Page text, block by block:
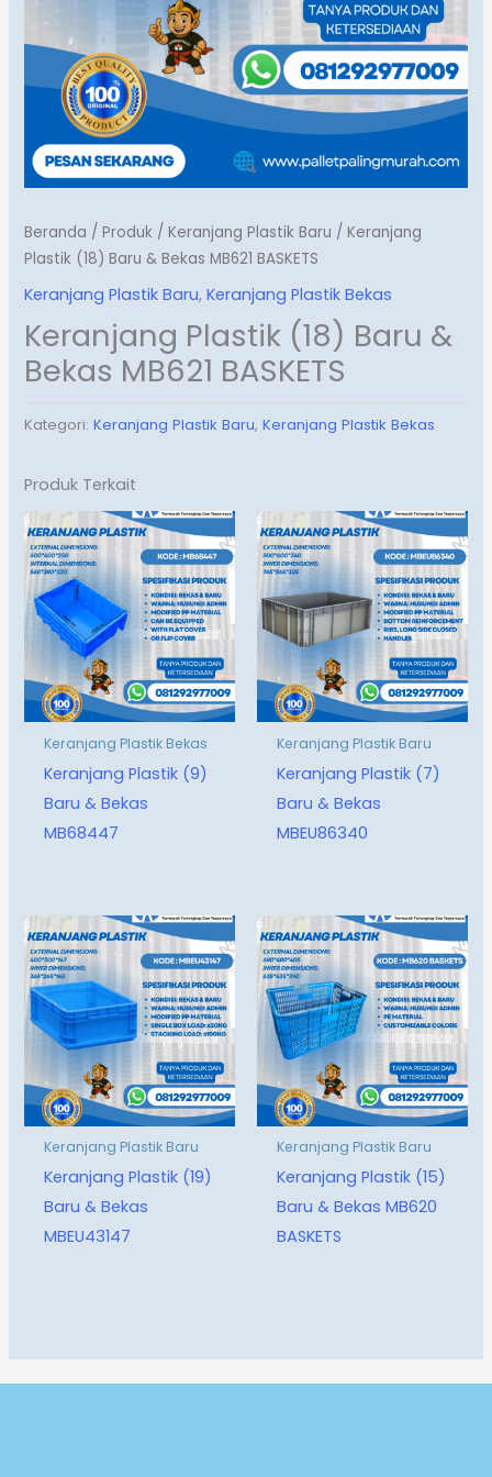
Beranda /Produk /Keranjang Plastik Baru / Keranjang
Plastik (18) Baru & Bekas MB621 BASKETS
Keranjang Plastik Baru,Keranjang Plastik Bekas
Keranjang Plastik (18) Baru &
Bekas MB621 BASKETS
Kategori:Keranjang Plastik Baru,Keranjang Plastik Bekas
Produk Terkait
Keranjang Plastik Bekas
Keranjang Plastik (9)
Baru & Bekas
MB68447
Keranjang Plastik Baru
Keranjang Plastik (7)
Baru & Bekas
MBEU86340
Keranjang Plastik Baru
Keranjang Plastik (19)
Baru & Bekas
MBEU43147
Keranjang Plastik Baru
Keranjang Plastik (15)
Baru & Bekas MB620
BASKETS